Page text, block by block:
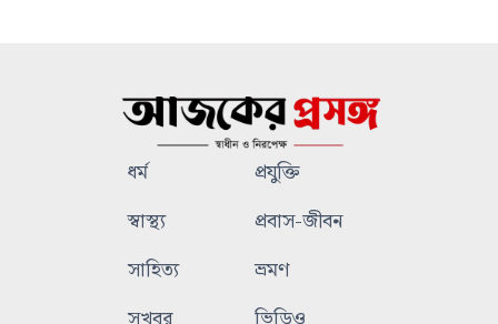
ধর্ম
প্রযুক্তি
স্বাস্থ্য
প্রবাস-জীবন
সাহিত্য
ভ্রমণ